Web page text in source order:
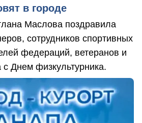
в городе
Маслова поздравила
сотрудников спортивных
федераций, ветеранов и
Днем физкультурника.